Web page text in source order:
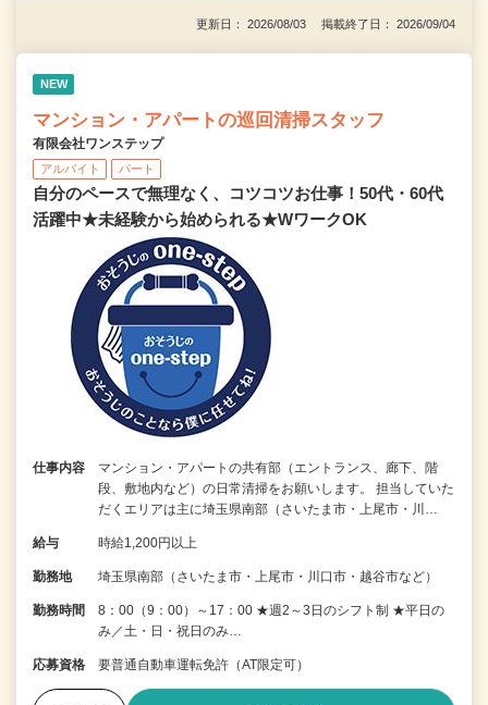
更新日： 2026/08/03 掲載終了日： 2026/09/04
NEW
マンション・アパートの巡回清掃スタッフ
有限会社ワンステップ
アルバイト パート
自分のペースで無理なく、コツコツお仕事！50代・60代
活躍中★未経験から始められる★WワークOK
仕事内容
マンション・アパートの共有部（エントランス、廊下、階
段、敷地内など）の日常清掃をお願いします。 担当していた
だくエリアは主に埼玉県南部（さいたま市・上尾市・川…
給与 時給1,200円以上
勤務地 埼玉県南部（さいたま市・上尾市・川口市・越谷市など）
勤務時間
8：00（9：00）～17：00 ★週2～3日のシフト制 ★平日の
み／土・日・祝日のみ…
応募資格 要普通自動車運転免許（AT限定可）